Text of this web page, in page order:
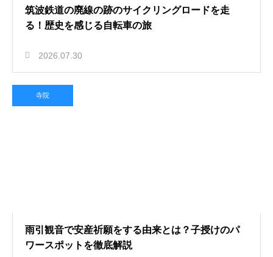
筑波鉄道の廃線の跡のサイクリングロードを走
る！歴史を感じる自転車の旅
2026.07.30
寺院
雨引観音で安産祈願をする由来とは？子授けのパ
ワースポットを徹底解説